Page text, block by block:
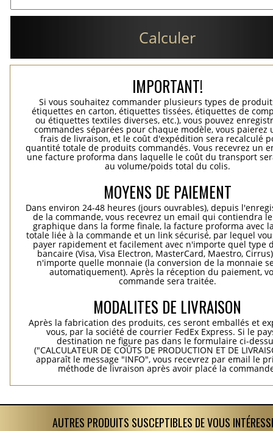
Calculer
IMPORTANT!
Si vous souhaitez commander plusieurs types de
étiquettes en carton, étiquettes tissées, étiquettes de
ou étiquettes textiles diverses, etc.), vous pouvez
commandes séparées pour chaque modèle, vous paierez
frais de livraison, et le coût d'expédition sera recalculé
quantité totale de produits commandés. Vous recevrez un
une facture proforma dans laquelle le coût du transport
au volume/poids total du colis.
MOYENS DE PAIEMENT
Dans environ 24-48 heures (jours ouvrables), depuis
de la commande, vous recevrez un email qui contiendra
graphique dans la forme finale, la facture proforma avec
totale liée à la commande et un link sécurisé, par lequel
payer rapidement et facilement avec n'importe quel type
bancaire (Visa, Visa Electron, MasterCard, Maestro,
n'importe quelle monnaie (la conversion de la monnaie
automatiquement). Après la réception du paiement,
commande sera traitée.
MODALITES DE LIVRAISON
Après la fabrication des produits, ces seront emballés et
vous, par la société de courrier FedEx Express. Si le
destination ne figure pas dans le formulaire ci-
("CALCULATEUR DE COÛTS DE PRODUCTION ET DE
apparaît le message "INFO", vous recevrez par email le
méthode de livraison après avoir placé la
AUTRES PRODUITS SUSCEPTIBLES DE VOUS